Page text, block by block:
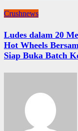
Crushnews
Ludes dalam 20
Hot Wheels
Siap Buka Batch